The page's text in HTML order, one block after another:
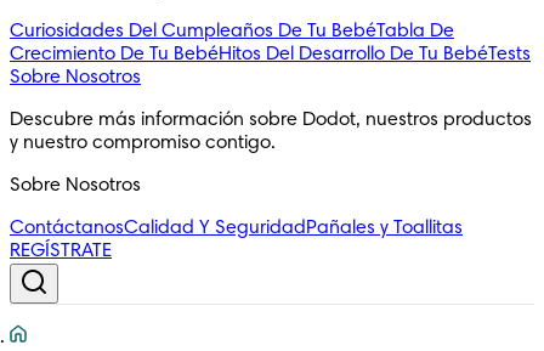
Curiosidades Del Cumpleaños De Tu BebéTabla De
Crecimiento De Tu BebéHitos Del Desarrollo De Tu BebéTests
Sobre Nosotros
Descubre más información sobre Dodot, nuestros productos
y nuestro compromiso contigo.
Sobre Nosotros
ContáctanosCalidad Y Seguridad Pañales y Toallitas
REGÍSTRATE